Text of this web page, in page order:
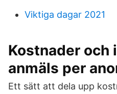
Viktiga dagar 2021
Kostnader och
anmäls per
Ett sätt att dela upp